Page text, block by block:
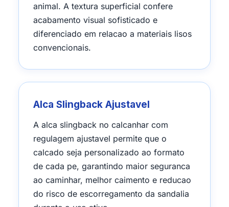
animal. A textura superficial confere
acabamento visual sofisticado e
diferenciado em relacao a materiais lisos
convencionais.
Alca Slingback Ajustavel
A alca slingback no calcanhar com
regulagem ajustavel permite que o
calcado seja personalizado ao formato
de cada pe, garantindo maior seguranca
ao caminhar, melhor caimento e reducao
do risco de escorregamento da sandalia